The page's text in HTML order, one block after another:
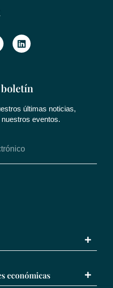
últimas noticias,
eventos.
económicas